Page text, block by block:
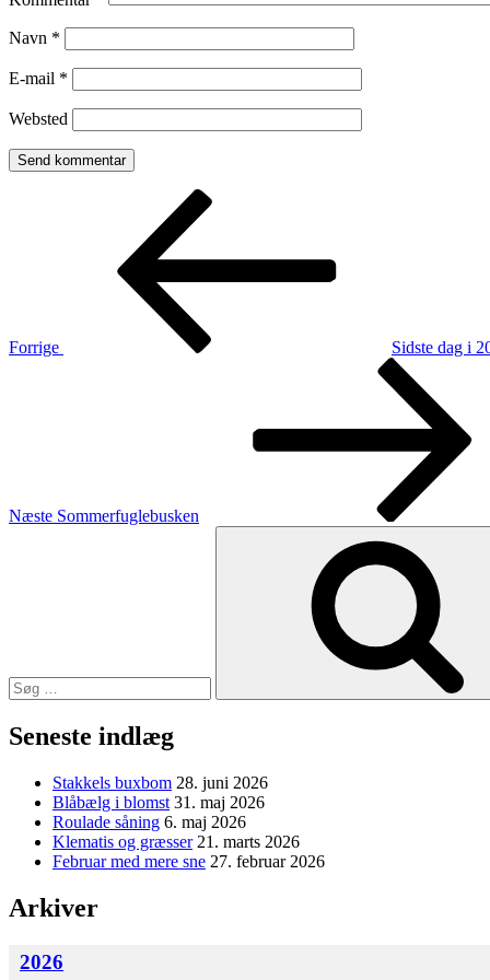
Navn *
E-mail *
Websted
Indlægsnavigation
Forrige
Sidste dag i
Næste Sommerfuglebusken
Seneste indlæg
Stakkels buxbom 28. juni 2026
Blåbælg i blomst 31. maj 2026
Roulade såning 6. maj 2026
Klematis og græsser 21. marts 2026
Februar med mere sne 27. februar 2026
Arkiver
2026